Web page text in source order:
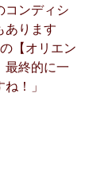
コンディシ
あります
【オリエン
最終的に一
！」